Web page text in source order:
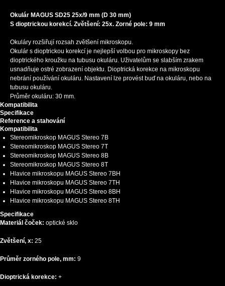
Okulár MAGUS SD25 25х/9 mm (D 30 mm)
S dioptrickou korekcí. Zvětšení: 25x. Zorné pole: 9 mm
Okuláry rozšiřují rozsah zvětšení mikroskopu.
Okulár s dioptrickou korekcí je nejlepší volbou pro mikroskopy bez
dioptrického kroužku na tubusu okuláru. Uživatelům se slabším zrakem
usnadňuje ostré zobrazení objektu. Dioptrická korekce na mikroskopu
nebrání používání okuláru. Nastavení lze provést buď na okuláru, nebo na
tubusu okuláru.
Průměr okuláru: 30 mm.
Kompatibilita
Specifikace
Reference a stahování
Kompatibilita
Stereomikroskop MAGUS Stereo 7B
Stereomikroskop MAGUS Stereo 7T
Stereomikroskop MAGUS Stereo 8B
Stereomikroskop MAGUS Stereo 8T
Hlavice mikroskopu MAGUS Stereo 7BH
Hlavice mikroskopu MAGUS Stereo 7TH
Hlavice mikroskopu MAGUS Stereo 8BH
Hlavice mikroskopu MAGUS Stereo 8TH
Specifikace
Materiál čoček: optické sklo
Zvětšení, x: 25
Průměr zorného pole, mm: 9
Dioptrická korekce: +